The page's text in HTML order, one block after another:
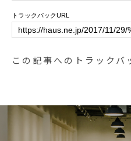
トラックバックURL
この記事へのトラックバ